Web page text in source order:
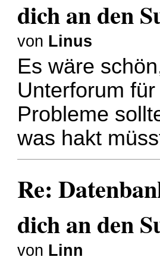
dich an den
von Linus
Es wäre
Unterforum
Probleme
was hakt
Re:
dich an den
von Linn